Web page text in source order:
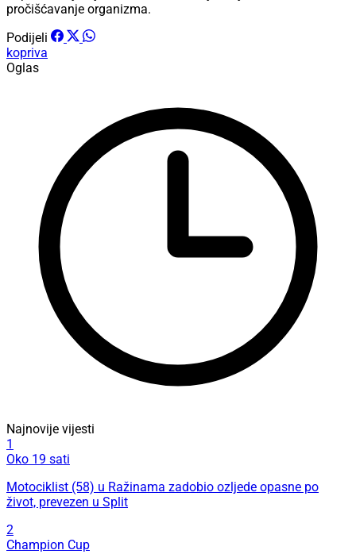
pročišćavanje organizma.
Podijeli
kopriva
Oglas
Najnovije vijesti
1
Oko 19 sati
Motociklist (58) u Ražinama zadobio ozljede opasne po
život, prevezen u Split
2
Champion Cup